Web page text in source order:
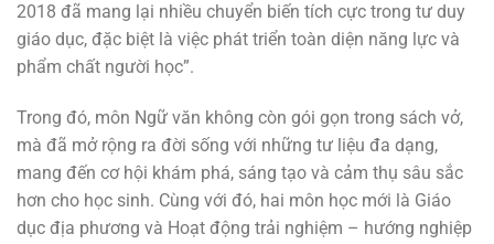
2018 đã mang lại nhiều chuyển biến tích cực trong tư duy
giáo dục, đặc biệt là việc phát triển toàn diện năng lực và
phẩm chất người học”.
Trong đó, môn Ngữ văn không còn gói gọn trong sách vở,
mà đã mở rộng ra đời sống với những tư liệu đa dạng,
mang đến cơ hội khám phá, sáng tạo và cảm thụ sâu sắc
hơn cho học sinh. Cùng với đó, hai môn học mới là Giáo
dục địa phương và Hoạt động trải nghiệm – hướng nghiệp